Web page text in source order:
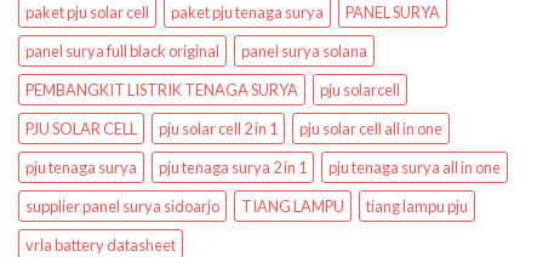
paket pju solar cell
paket pju tenaga surya
PANEL SURYA
panel surya full black original
panel surya solana
PEMBANGKIT LISTRIK TENAGA SURYA
pju solarcell
PJU SOLAR CELL
pju solar cell 2 in 1
pju solar cell all in one
pju tenaga surya
pju tenaga surya 2 in 1
pju tenaga surya all in one
supplier panel surya sidoarjo
TIANG LAMPU
tiang lampu pju
vrla battery datasheet